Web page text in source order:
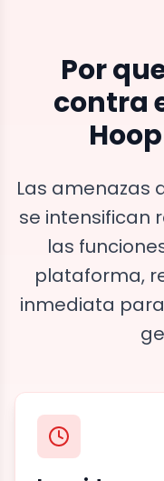
Por
contra
Las amenazas
se intensifican
las
plataforma,
inmediata